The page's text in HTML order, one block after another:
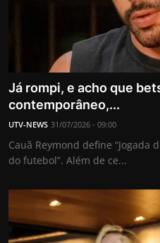
Já rompi, e acho que
contemporâneo,...
UTV-NEWS 31/07/2026 - 09:00
Cauã Reymond define “Jogada
do futebol”. Além de ce...